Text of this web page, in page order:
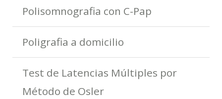
Polisomnografia con C-Pap
Poligrafia a domicilio
Test de Latencias Múltiples por
Método de Osler